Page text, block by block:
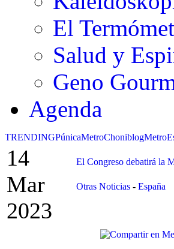
El
Salud y
Geno
Agenda
TRENDINGPúnicaMetroChoniblog
14
Mar
2023
El Congreso debatirá la
Otras Noticias - España